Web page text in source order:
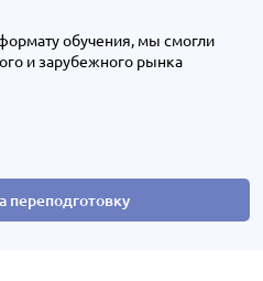
обучения, мы смогли
и зарубежного рынка
переподготовку